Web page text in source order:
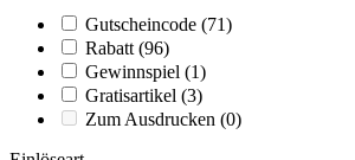
Gutscheincode (71)
Rabatt (96)
Gewinnspiel (1)
Gratisartikel (3)
Zum Ausdrucken (0)